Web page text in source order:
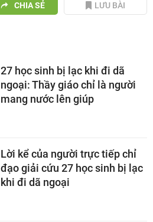
CHIA SẺ LƯU BÀI
27 học sinh bị lạc khi đi dã
ngoại: Thầy giáo chỉ là người
mang nước lên giúp
Lời kể của người trực tiếp chỉ
đạo giải cứu 27 học sinh bị lạc
khi đi dã ngoại